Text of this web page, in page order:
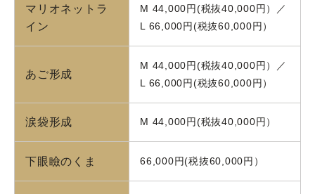
マリオネットラ
イン
M 44,000円(税抜40,000円）／
L 66,000円(税抜60,000円）
あご形成
M 44,000円(税抜40,000円）／
L 66,000円(税抜60,000円）
涙袋形成 M 44,000円(税抜40,000円）
下眼瞼のくま 66,000円(税抜60,000円）